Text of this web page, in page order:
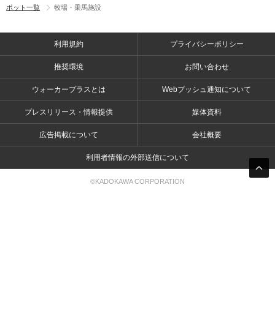
ポット一覧
牧場・乗馬施設
利用規約 プライバシーポリシー
推奨環境 お問い合わせ
ウォーカープラスとは Webプッシュ通知について
プレスリリース・情報提供 媒体資料
広告掲載について 会社概要
利用者情報の外部送信について
©KADOKAWA CORPORATION